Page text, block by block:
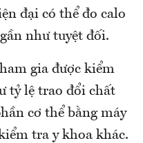
đại có thể đo calo
như tuyệt đối.
gia được kiểm
tỷ lệ trao đổi chất
cơ thể bằng máy
tra y khoa khác.